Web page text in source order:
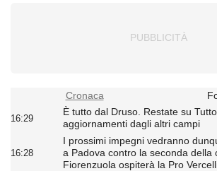
Cronaca
16:29
È tutto dal Druso. Restate su
aggiornamenti dagli altri campi
16:28
I prossimi impegni vedranno
a Padova contro la seconda della
Fiorenzuola ospiterà la Pro